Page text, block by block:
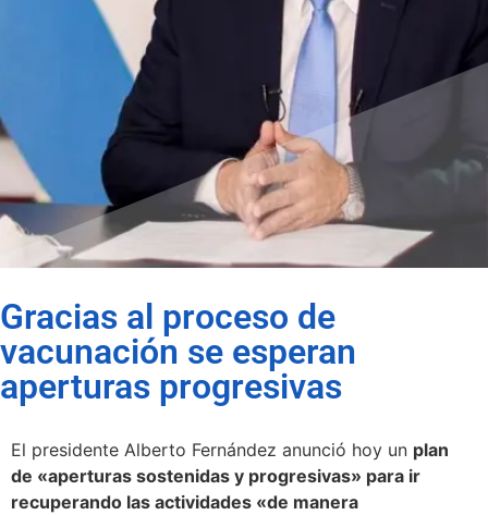
Gracias al proceso de
vacunación se esperan
aperturas progresivas
El presidente Alberto Fernández anunció hoy un plan
de «aperturas sostenidas y progresivas» para ir
recuperando las actividades «de manera